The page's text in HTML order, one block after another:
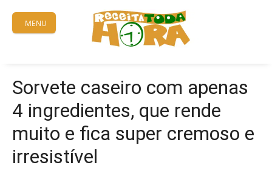
content
MENU
Sorvete caseiro com apenas
4 ingredientes, que rende
muito e fica super cremoso e
irresistível